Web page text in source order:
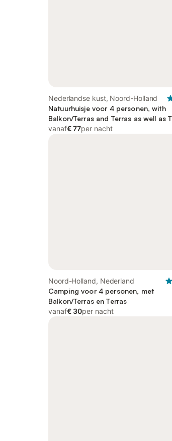
Nederlandse kust, Noord-Holland
Natuurhuisje voor 4 personen, with
Balkon/Terras and Terras as well as
vanaf€ 77per nacht
Noord-Holland, Nederland
Camping voor 4 personen, met
Balkon/Terras en Terras
vanaf€ 30per nacht